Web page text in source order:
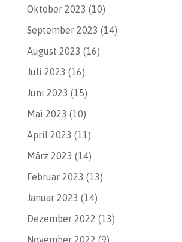
Oktober 2023 (10)
September 2023 (14)
August 2023 (16)
Juli 2023 (16)
Juni 2023 (15)
Mai 2023 (10)
April 2023 (11)
März 2023 (14)
Februar 2023 (13)
Januar 2023 (14)
Dezember 2022 (13)
November 2022 (9)